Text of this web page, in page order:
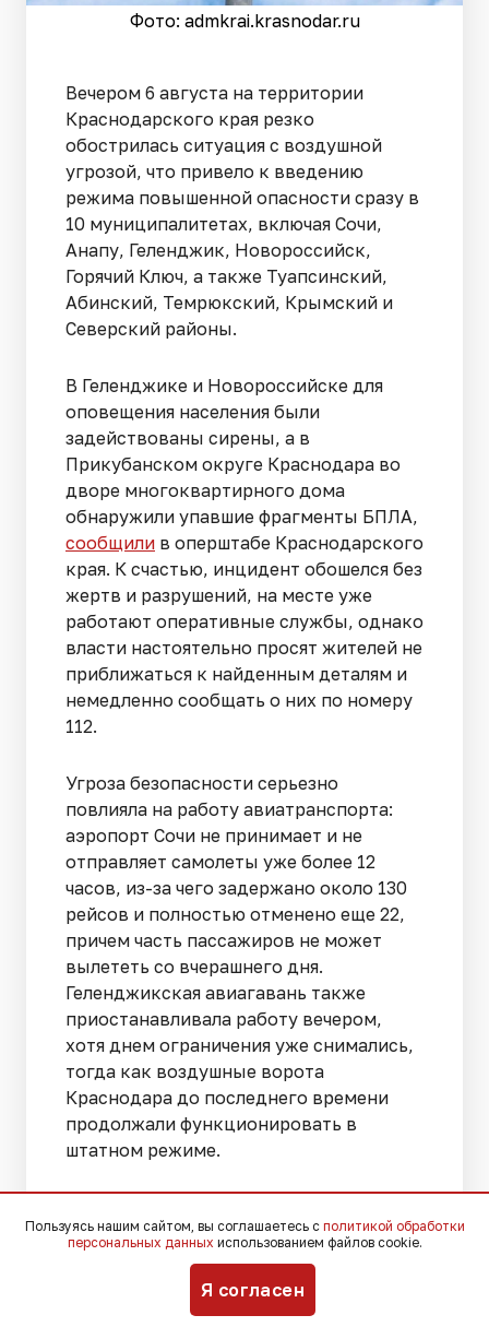
Фото: admkrai.krasnodar.ru
Вечером 6 августа на территории
Краснодарского края резко
обострилась ситуация с воздушной
угрозой, что привело к введению
режима повышенной опасности сразу в
10 муниципалитетах, включая Сочи,
Анапу, Геленджик, Новороссийск,
Горячий Ключ, а также Туапсинский,
Абинский, Темрюкский, Крымский и
Северский районы.
В Геленджике и Новороссийске для
оповещения населения были
задействованы сирены, а в
Прикубанском округе Краснодара во
дворе многоквартирного дома
обнаружили упавшие фрагменты БПЛА,
сообщили в оперштабе Краснодарского
края. К счастью, инцидент обошелся без
жертв и разрушений, на месте уже
работают оперативные службы, однако
власти настоятельно просят жителей не
приближаться к найденным деталям и
немедленно сообщать о них по номеру
112.
Угроза безопасности серьезно
повлияла на работу авиатранспорта:
аэропорт Сочи не принимает и не
отправляет самолеты уже более 12
часов, из-за чего задержано около 130
рейсов и полностью отменено еще 22,
причем часть пассажиров не может
вылететь со вчерашнего дня.
Геленджикская авиагавань также
приостанавливала работу вечером,
хотя днем ограничения уже снимались,
тогда как воздушные ворота
Краснодара до последнего времени
продолжали функционировать в
штатном режиме.
по данным Минобороны России, в ночь
на 6 августа над странойбыло сбито
. В прицеле атак оказался и
Краснодарский край.
Пользуясь нашим сайтом, вы соглашаетесь с политикой обработки
персональных данных использованием файлов cookie.
Я согласен